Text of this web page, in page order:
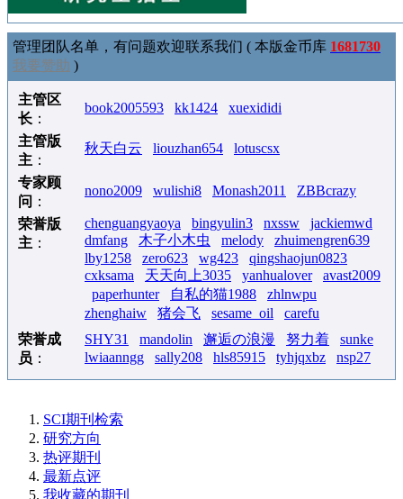
管理团队名单，有问题欢迎联系我们 ( 本版金币库 1681730
我要赞助 )
主管区
长 ：
book2005593 kk1424 xuexididi
主管版
主 ：
秋天白云 liouzhan654 lotuscsx
专家顾
问 ：
nono2009 wulishi8 Monash2011 ZBBcrazy
荣誉版
主 ：
chenguangyaoya bingyulin3 nxssw
jackiemwd
dmfang
木子小木虫 melody
zhuimengren639
lby1258
zero623 wg423
qingshaojun0823
cxksama
天天向上3035 yanhualover
avast2009
paperhunter
自私的猫1988
zhlnwpu
zhenghaiw
猪会飞 sesame_oil
carefu
荣誉成
员 ：
SHY31 mandolin 邂逅の浪漫 努力着
sunke
lwiaanngg
sally208 hls85915 tyhjqxbz nsp27
SCI期刊检索
研究方向
热评期刊
最新点评
我收藏的期刊